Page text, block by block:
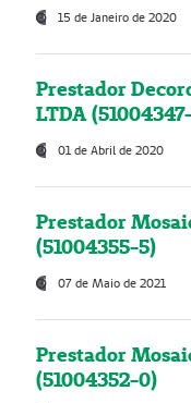
15 de Janeiro de 2020
Prestador
LTDA
01 de Abril de 2020
Prestador
(51004355-5)
07 de Maio de 2021
Prestador
(51004352-0)